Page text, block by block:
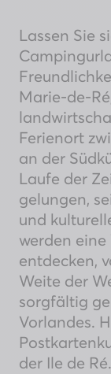
Lassen Sie
Marie-de-
Ferienort
an der
Laufe der
gelungen,
und
werden
entdecken,
Weite der
sorgfältig
Vorlandes.
der Ile de Ré.